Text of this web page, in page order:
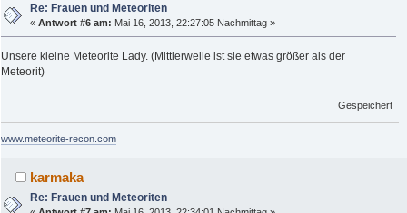
Re: Frauen und Meteoriten
«Antwort #6 am: Mai 16, 2013, 22:27:05 Nachmittag »
Unsere kleine Meteorite Lady. (Mittlerweile ist sie etwas größer als der
Meteorit)
Gespeichert
www.meteorite-recon.com
karmaka
Re: Frauen und Meteoriten